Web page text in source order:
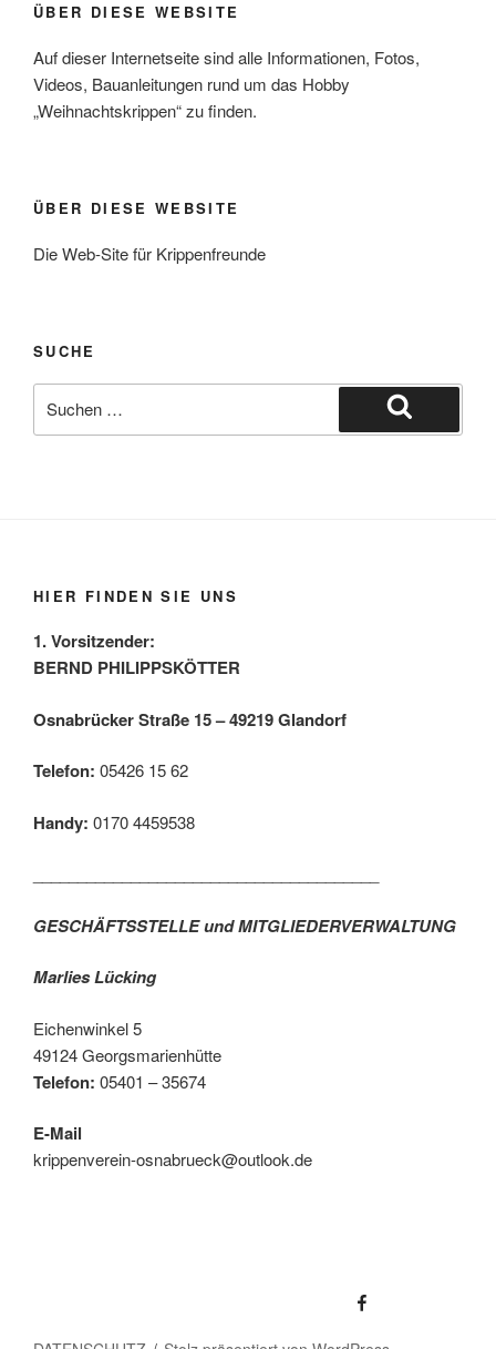
ÜBER DIESE WEBSITE
Auf dieser Internetseite sind alle Informationen, Fotos,
Videos, Bauanleitungen rund um das Hobby
„Weihnachtskrippen“ zu finden.
ÜBER DIESE WEBSITE
Die Web-Site für Krippenfreunde
SUCHE
nach:
Suchen
HIER FINDEN SIE UNS
1. Vorsitzender:
BERND PHILIPPSKÖTTER
Osnabrücker Straße 15 – 49219 Glandorf
Telefon: 05426 15 62
Handy: 0170 4459538
GESCHÄFTSSTELLE und MITGLIEDERVERWALTUNG
Marlies Lücking
Eichenwinkel 5
49124 Georgsmarienhütte
Telefon: 05401 – 35674
E-Mail
krippenverein-osnabrueck@outlook.de